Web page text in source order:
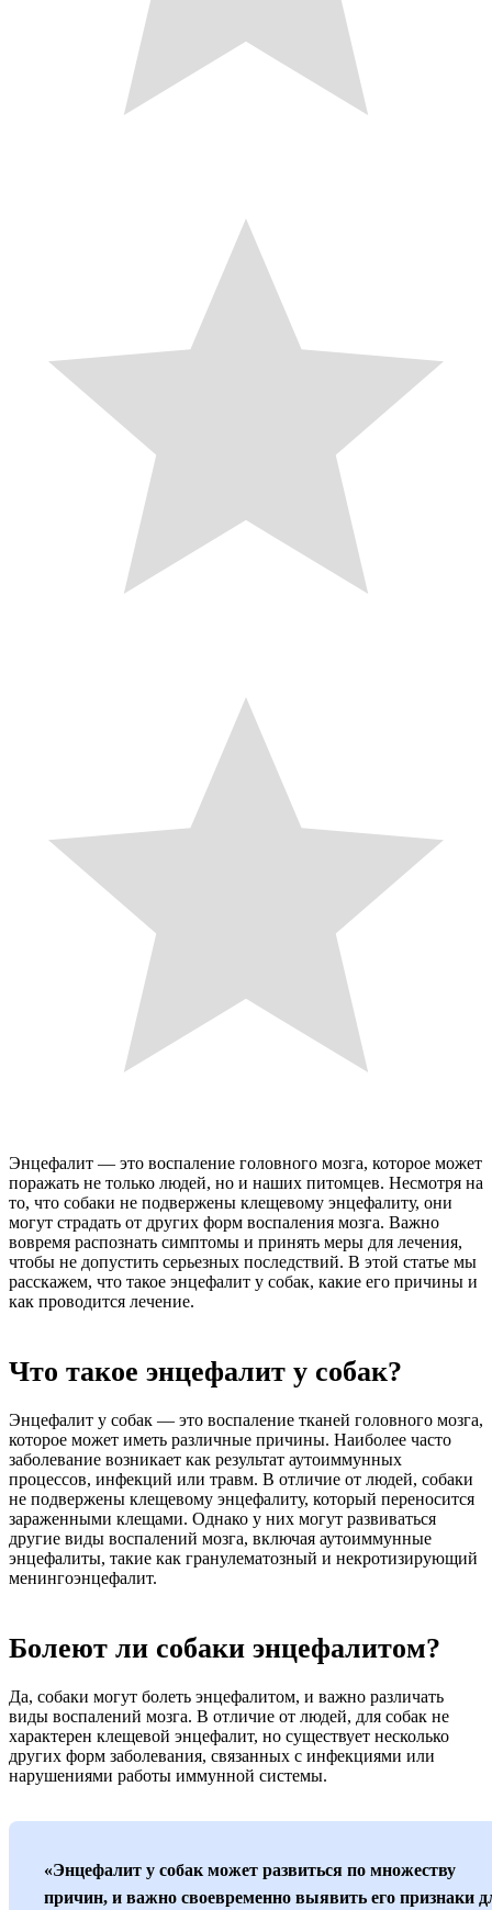
Энцефалит — это воспаление головного мозга, которое может
поражать не только людей, но и наших питомцев. Несмотря на
то, что собаки не подвержены клещевому энцефалиту, они
могут страдать от других форм воспаления мозга. Важно
вовремя распознать симптомы и принять меры для лечения,
чтобы не допустить серьезных последствий. В этой статье мы
расскажем, что такое энцефалит у собак, какие его причины и
как проводится лечение.
Что такое энцефалит у собак?
Энцефалит у собак — это воспаление тканей головного мозга,
которое может иметь различные причины. Наиболее часто
заболевание возникает как результат аутоиммунных
процессов, инфекций или травм. В отличие от людей, собаки
не подвержены клещевому энцефалиту, который переносится
зараженными клещами. Однако у них могут развиваться
другие виды воспалений мозга, включая аутоиммунные
энцефалиты, такие как гранулематозный и некротизирующий
менингоэнцефалит.
Болеют ли собаки энцефалитом?
Да, собаки могут болеть энцефалитом, и важно различать
виды воспалений мозга. В отличие от людей, для собак не
характерен клещевой энцефалит, но существует несколько
других форм заболевания, связанных с инфекциями или
нарушениями работы иммунной системы.
«Энцефалит у собак может развиться по множеству
причин, и важно своевременно выявить его признаки